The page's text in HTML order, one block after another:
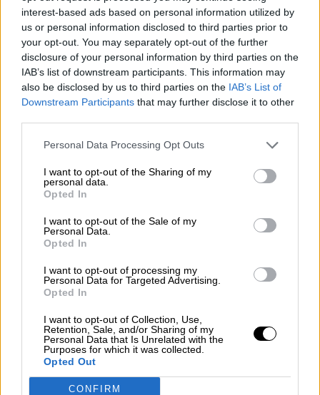
interest-based ads based on personal information utilized by
us or personal information disclosed to third parties prior to
your opt-out. You may separately opt-out of the further
disclosure of your personal information by third parties on the
IAB’s list of downstream participants. This information may
also be disclosed by us to third parties on the IAB’s List of
Downstream Participants that may further disclose it to other
Personal Data Processing Opt Outs
I want to opt-out of the Sharing of my
personal data.
Opted In
I want to opt-out of the Sale of my
Personal Data.
Opted In
I want to opt-out of processing my
Personal Data for Targeted Advertising.
Opted In
I want to opt-out of Collection, Use,
Retention, Sale, and/or Sharing of my
Personal Data that Is Unrelated with the
Purposes for which it was collected.
Opted Out
CONFIRM
plenamente “la tarea encomendada”y con “una
valoración positiva, tanto para el proceso de
reinserción sociolaboral como para el
mantenimiento del vínculo familiar”.
Sin embargo, la Fiscalía ahora tiene la opción
de recurrir dicha decisión y solicitar al
juzgado que la suspenda hasta que lo
resuelva el Tribunal Supremo.
Carme Forcadell control del coronavirus
Generalitat Catalunya
Jordi Sánchez
Josep Rull
Proces Catalan
Cataluña España
1 O
Oriol Junqueras
semilibertad
NOTICIAS RELACIONADAS